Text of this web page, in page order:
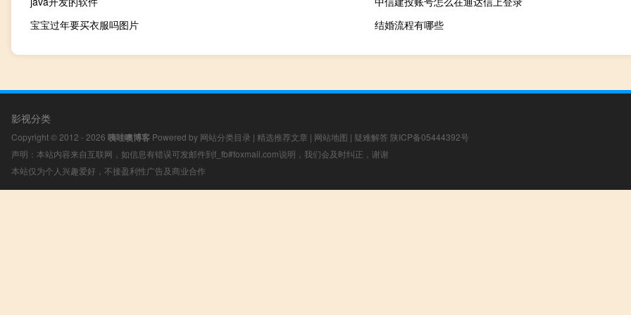
宝宝过年要买衣服吗图片
结婚流程有哪些
影视分类
Copyright © 2012 - 2026 咦哇噢博客 Powered by 网站分类目录 | 精选推荐文章 | 网站地图 | 疑难解答 陕ICP备05444392号
声明：本站内容来自互联网，如信息有错误可发邮件到f_fb#foxmail.com说明，我们会及时纠正，谢谢
本站仅为个人兴趣爱好，不接盈利性广告及商业合作